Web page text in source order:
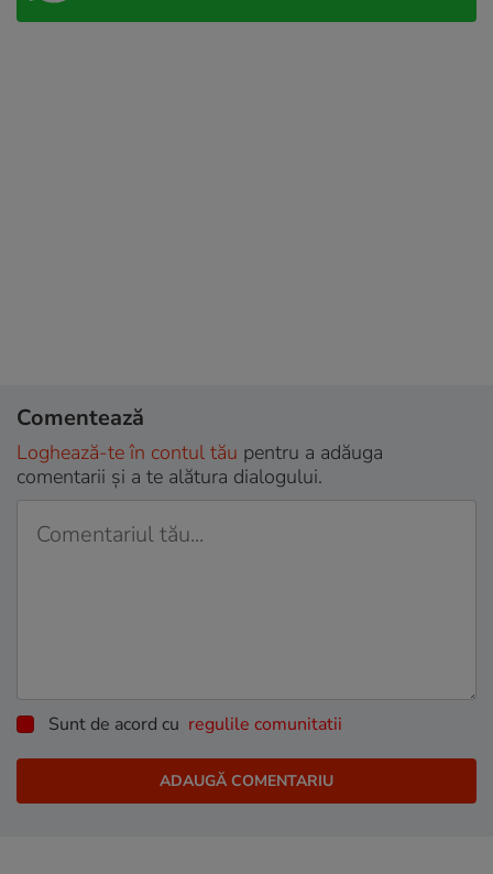
Comentează
Loghează-te în contul tău pentru a adăuga
comentarii și a te alătura dialogului.
Sunt de acord cu regulile comunitatii